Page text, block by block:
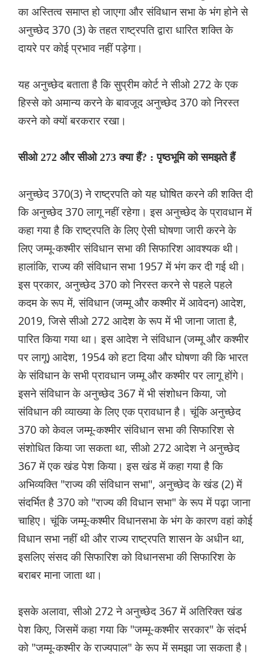
का अस्तित्व समाप्त हो जाएगा और संविधान सभा के भंग होने से
अनुच्छेद 370 (3) के तहत राष्ट्रपति द्वारा धारित शक्ति के
दायरे पर कोई प्रभाव नहीं पड़ेगा।
यह अनुच्छेद बताता है कि सुप्रीम कोर्ट ने सीओ 272 के एक
हिस्से को अमान्य करने के बावजूद अनुच्छेद 370 को निरस्त
करने को क्यों बरकरार रखा।
सीओ 272 और सीओ 273 क्या हैं? : पृष्ठभूमि को समझते हैं
अनुच्छेद 370(3) ने राष्ट्रपति को यह घोषित करने की शक्ति दी
कि अनुच्छेद 370 लागू नहीं रहेगा। इस अनुच्छेद के प्रावधान में
कहा गया है कि राष्ट्रपति के लिए ऐसी घोषणा जारी करने के
लिए जम्मू-कश्मीर संविधान सभा की सिफारिश आवश्यक थी।
हालांकि, राज्य की संविधान सभा 1957 में भंग कर दी गई थी।
इस प्रकार, अनुच्छेद 370 को निरस्त करने से पहले पहले
कदम के रूप में, संविधान (जम्मू और कश्मीर में आवेदन) आदेश,
2019, जिसे सीओ 272 आदेश के रूप में भी जाना जाता है,
पारित किया गया था। इस आदेश ने संविधान (जम्मू और कश्मीर
पर लागू) आदेश, 1954 को हटा दिया और घोषणा की कि भारत
के संविधान के सभी प्रावधान जम्मू और कश्मीर पर लागू होंगे।
इसने संविधान के अनुच्छेद 367 में भी संशोधन किया, जो
संविधान की व्याख्या के लिए एक प्रावधान है। चूंकि अनुच्छेद
370 को केवल जम्मू-कश्मीर संविधान सभा की सिफारिश से
संशोधित किया जा सकता था, सीओ 272 आदेश ने अनुच्छेद
367 में एक खंड पेश किया। इस खंड में कहा गया है कि
अभिव्यक्ति "राज्य की संविधान सभा", अनुच्छेद के खंड (2) में
संदर्भित है 370 को "राज्य की विधान सभा" के रूप में पढ़ा जाना
चाहिए। चूंकि जम्मू-कश्मीर विधानसभा के भंग के कारण वहां कोई
विधान सभा नहीं थी और राज्य राष्ट्रपति शासन के अधीन था,
इसलिए संसद की सिफारिश को विधानसभा की सिफारिश के
बराबर माना जाता था।
इसके अलावा, सीओ 272 ने अनुच्छेद 367 में अतिरिक्त खंड
पेश किए, जिसमें कहा गया कि "जम्मू-कश्मीर सरकार" के संदर्भ
को "जम्मू-कश्मीर के राज्यपाल" के रूप में समझा जा सकता है।